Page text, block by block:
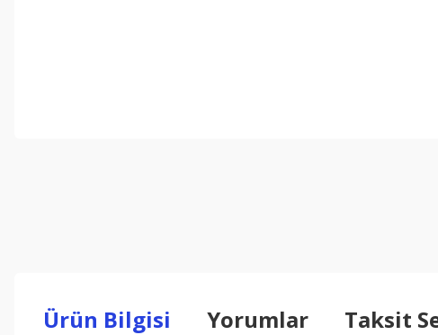
Ürün Bilgisi Yorumlar Taksit